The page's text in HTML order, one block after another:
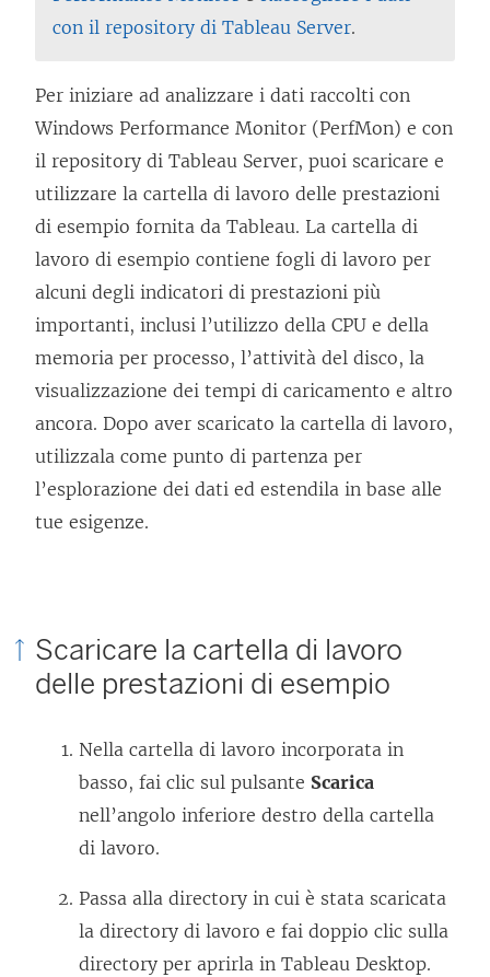
con il repository di Tableau Server.
Per iniziare ad analizzare i dati raccolti con
Windows Performance Monitor (PerfMon) e con
il repository di Tableau Server, puoi scaricare e
utilizzare la cartella di lavoro delle prestazioni
di esempio fornita da Tableau. La cartella di
lavoro di esempio contiene fogli di lavoro per
alcuni degli indicatori di prestazioni più
importanti, inclusi l’utilizzo della CPU e della
memoria per processo, l’attività del disco, la
visualizzazione dei tempi di caricamento e altro
ancora. Dopo aver scaricato la cartella di lavoro,
utilizzala come punto di partenza per
l’esplorazione dei dati ed estendila in base alle
tue esigenze.
Scaricare la cartella di lavoro
delle prestazioni di esempio
Nella cartella di lavoro incorporata in
basso, fai clic sul pulsante Scarica
nell’angolo inferiore destro della cartella
di lavoro.
Passa alla directory in cui è stata scaricata
la directory di lavoro e fai doppio clic sulla
directory per aprirla in Tableau Desktop.